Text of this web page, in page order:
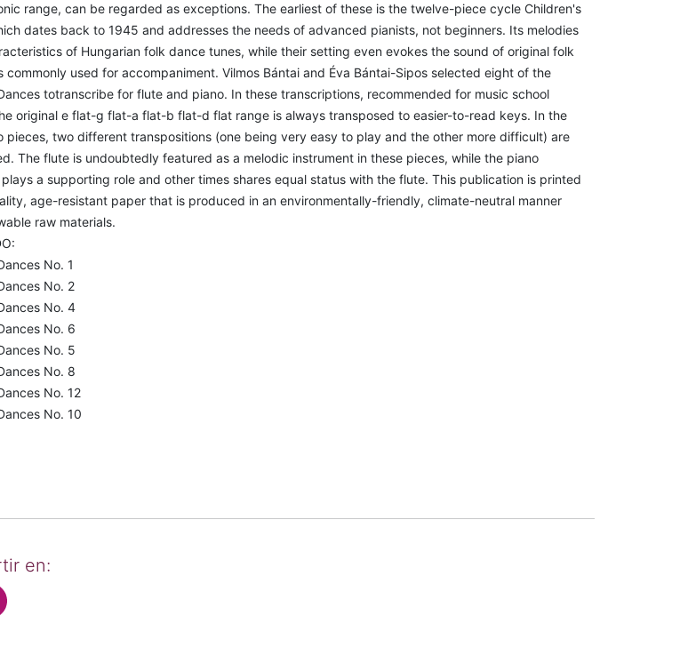
range, can be regarded as exceptions. The earliest of these is the twelve-piece cycle Children's
dates back to 1945 and addresses the needs of advanced pianists, not beginners. Its melodies
of Hungarian folk dance tunes, while their setting even evokes the sound of original folk
commonly used for accompaniment. Vilmos Bántai and Éva Bántai-Sipos selected eight of the
totranscribe for flute and piano. In these transcriptions, recommended for music school
original e flat-g flat-a flat-b flat-d flat range is always transposed to easier-to-read keys. In the
pieces, two different transpositions (one being very easy to play and the other more difficult) are
The flute is undoubtedly featured as a melodic instrument in these pieces, while the piano
plays a supporting role and other times shares equal status with the flute. This publication is printed
age-resistant paper that is produced in an environmentally-friendly, climate-neutral manner
raw materials.
No. 1
No. 2
No. 4
No. 6
No. 5
No. 8
No. 12
No. 10
en: